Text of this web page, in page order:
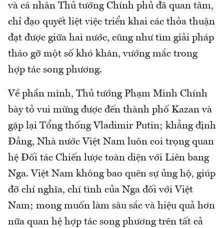
và cá nhân Thủ tướng Chính phủ đã quan tâm,
chỉ đạo quyết liệt việc triển khai các thỏa thuận
đạt được giữa hai nước, cũng như tìm giải pháp
tháo gỡ một số khó khăn, vướng mắc trong
hợp tác song phương.
Về phần mình, Thủ tướng Phạm Minh Chính
bày tỏ vui mừng được đến thành phố Kazan và
gặp lại Tổng thống Vladimir Putin; khẳng định
Đảng, Nhà nước Việt Nam luôn coi trọng quan
hệ Đối tác Chiến lược toàn diện với Liên bang
Nga. Việt Nam không bao quên sự ủng hộ, giúp
đỡ chí nghĩa, chí tình của Nga đối với Việt
Nam; mong muốn làm sâu sắc và hiệu quả hơn
nữa quan hệ hợp tác song phương trên tất cả